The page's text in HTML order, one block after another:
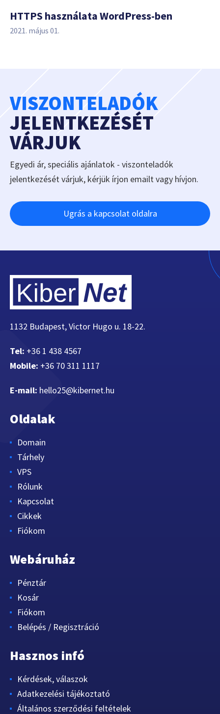
HTTPS használata WordPress-ben
2021. május 01.
VISZONTELADÓK
JELENTKEZÉSÉT
VÁRJUK
Egyedi ár, speciális ajánlatok - viszonteladók
jelentkezését várjuk, kérjük írjon emailt vagy hívjon.
Ugrás a kapcsolat oldalra
1132 Budapest, Victor Hugo u. 18-22.
Tel: +36 1 438 4567
Mobile: +36 70 311 1117
E-mail: hello25@kibernet.hu
Oldalak
Domain
Tárhely
VPS
Rólunk
Kapcsolat
Cikkek
Fiókom
Webáruház
Pénztár
Kosár
Fiókom
Belépés / Regisztráció
Hasznos infó
Kérdések, válaszok
Adatkezelési tájékoztató
Általános szerződési feltételek